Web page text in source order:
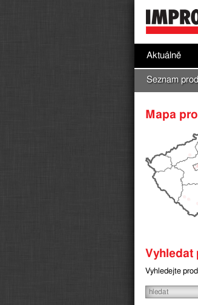
Aktuálně
Seznam
Mapa
Vyhledat
Vyhledejte